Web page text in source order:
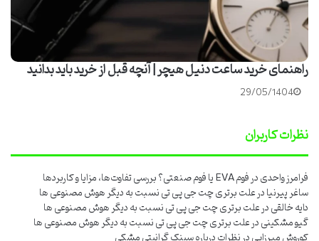
راهنمای خرید ساعت دنیل هیچر | آنچه قبل از خرید باید بدانید
29/05/1404
نظرات کاربران
فرامرز واحدیدرفوم EVA یا فوم صنعتی؟ بررسی تفاوت‌ها، مزایا و کاربردها
ساغر پیرنیادرعلت برتری چت جی پی تی نسبت به دیگر هوش مصنوعی ها
دایه خالقیدرعلت برتری چت جی پی تی نسبت به دیگر هوش مصنوعی ها
گیو مشکینیدرعلت برتری چت جی پی تی نسبت به دیگر هوش مصنوعی ها